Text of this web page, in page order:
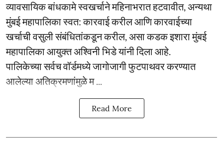
व्यावसायिक बांधकामे स्वखर्चाने महिनाभरात हटवावीत, अन्यथा
मुंबई महापालिका स्वत: कारवाई करील आणि कारवाईच्या
खर्चाची वसुली संबंधितांकडून करील, असा कडक इशारा मुंबई
महापालिका आयुक्त अश्विनी भिडे यांनी दिला आहे.
पालिकेच्या सर्वच वॉर्डमध्ये जागोजागी फुटपाथवर करण्यात
आलेल्या अतिक्रमणांमुळे म ...
Read More